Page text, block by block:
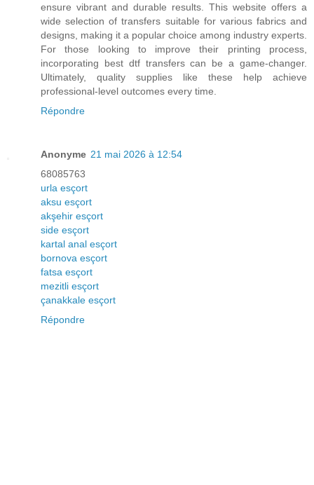
ensure vibrant and durable results. This website offers a
wide selection of transfers suitable for various fabrics and
designs, making it a popular choice among industry experts.
For those looking to improve their printing process,
incorporating best dtf transfers can be a game-changer.
Ultimately, quality supplies like these help achieve
professional-level outcomes every time.
Répondre
Anonyme 21 mai 2026 à 12:54
68085763
urla esçort
aksu esçort
akşehir esçort
side esçort
kartal anal esçort
bornova esçort
fatsa esçort
mezitli esçort
çanakkale esçort
Répondre